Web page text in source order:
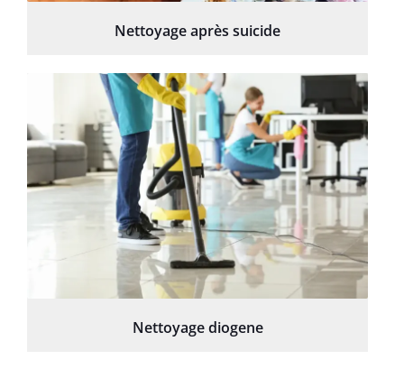
Nettoyage après suicide
Nettoyage diogene